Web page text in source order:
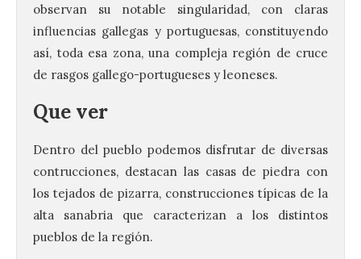
observan su notable singularidad, con claras
influencias gallegas y portuguesas, constituyendo
así, toda esa zona, una compleja región de cruce
de rasgos gallego-portugueses y leoneses.
Que ver
Dentro del pueblo podemos disfrutar de diversas
contrucciones, destacan las casas de piedra con
los tejados de pizarra, construcciones típicas de la
alta sanabria que caracterizan a los distintos
pueblos de la región.